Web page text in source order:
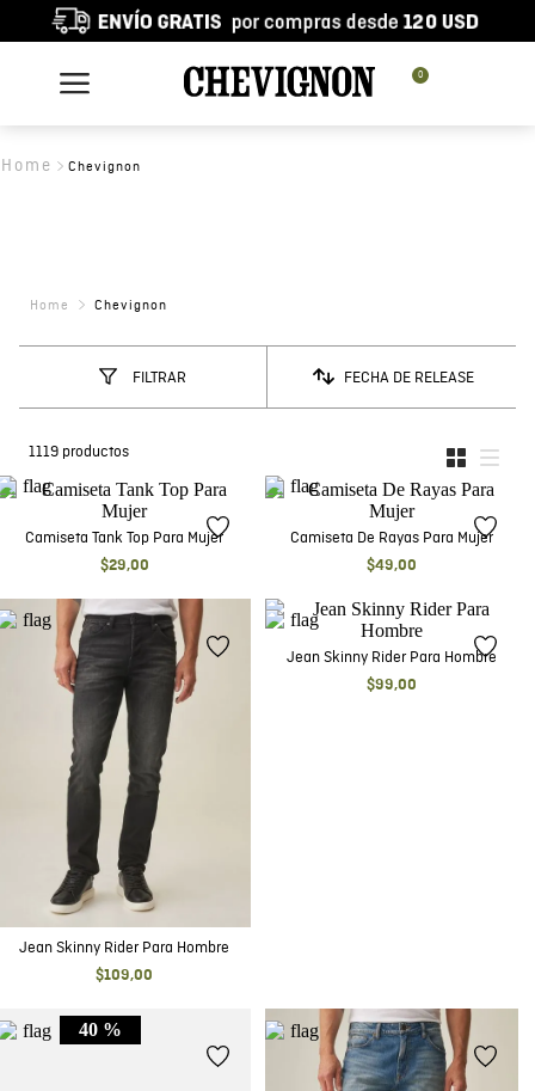
0
Chevignon
Chevignon
FILTRAR FECHA DE RELEASE
1119 productos
Camiseta Tank Top Para Mujer
$29,00
Camiseta De Rayas Para Mujer
$49,00
Jean Skinny Rider Para Hombre
$109,00
Jean Skinny Rider Para Hombre
$99,00
40 %